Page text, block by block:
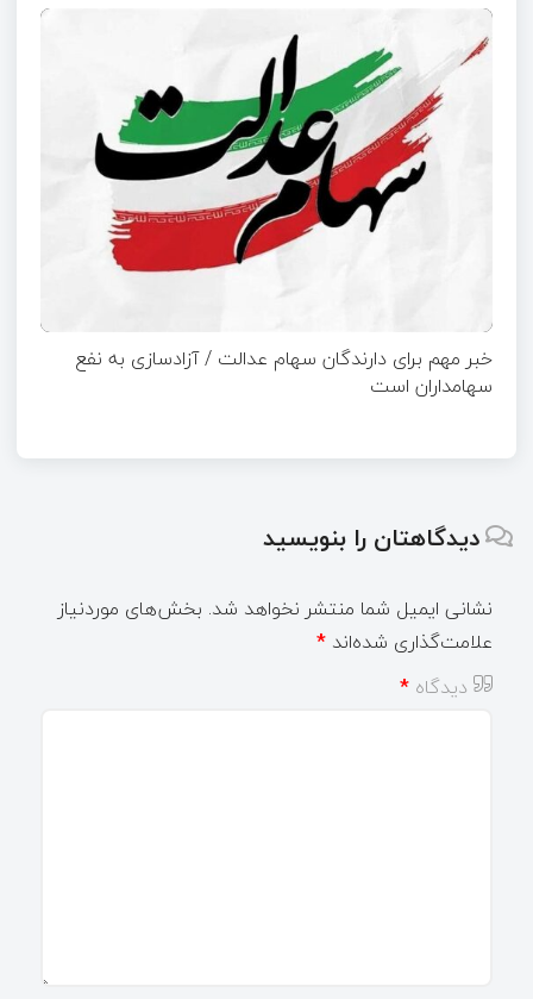
خبر مهم برای دارندگان سهام عدالت / آزادسازی به نفع
سهامداران است
دیدگاهتان را بنویسید
نشانی ایمیل شما منتشر نخواهد شد. بخش‌های موردنیاز
علامت‌گذاری شده‌اند *
دیدگاه *